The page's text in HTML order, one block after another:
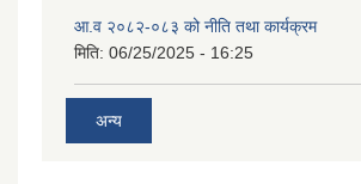
आ.व २०८२-०८३ को नीति तथा कार्यक्रम
मिति: 06/25/2025 - 16:25
अन्य